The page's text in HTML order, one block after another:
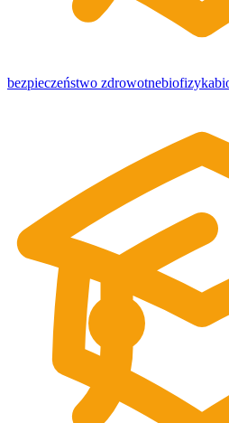
bezpieczeństwo zdrowotnebiofizyka